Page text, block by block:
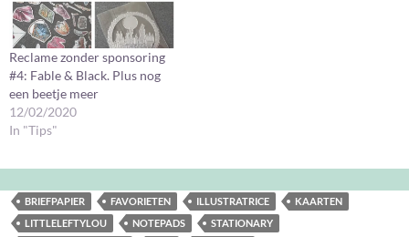
Reclame zonder sponsoring
#4: Fable & Black. Plus nog
een beetje meer
12/02/2020
In "Tips"
BRIEFPAPIER FAVORIETEN ILLUSTRATRICE
KAARTEN
LITTLELEFTYLOU
NOTEPADS
STATIONARY